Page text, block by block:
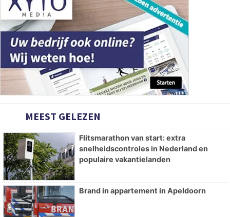
MEEST GELEZEN
Flitsmarathon van start: extra
snelheidscontroles in Nederland en
populaire vakantielanden
Brand in appartement in Apeldoorn